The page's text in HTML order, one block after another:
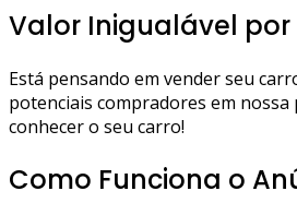
Valor Inigualável por
Está pensando em vender seu
potenciais compradores em
conhecer o seu carro!
Como Funciona o